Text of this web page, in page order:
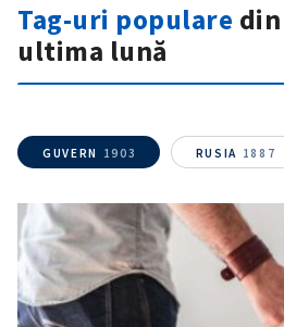
Tag-uri populare din
ultima lună
GUVERN 1903 RUSIA 1887